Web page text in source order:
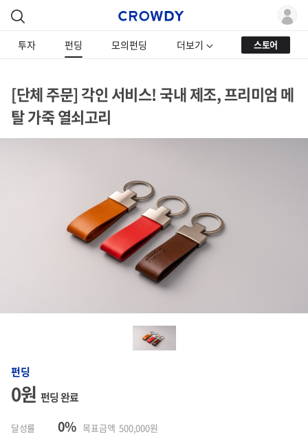
투자 펀딩 모의펀딩 더보기 스토어
[단체 주문] 각인 서비스! 국내 제조, 프리미엄 메
탈 가죽 열쇠고리
펀딩
0원 펀딩 완료
달성률 0% 목표금액 500,000원